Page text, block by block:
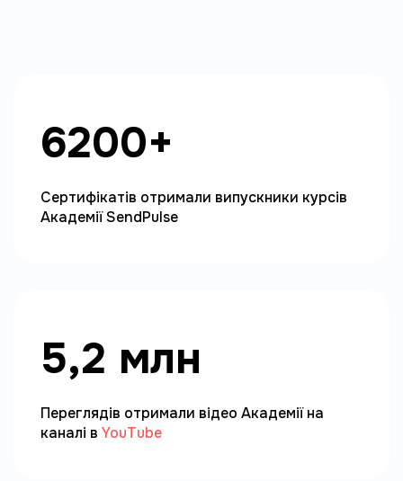
6200+
Сертифікатів отримали випускники курсів
Академії SendPulse
5,2 млн
Переглядів отримали відео Академії на
каналі в YouTube